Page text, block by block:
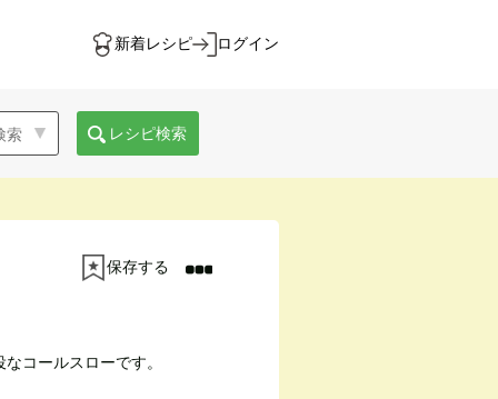
新着レシピ ログイン
レシピ検索
保存する
コールスローです。